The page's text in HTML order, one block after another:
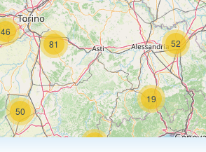
46
50
19
52
81